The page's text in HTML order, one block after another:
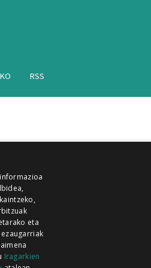
RSS
eta
Iragarkien